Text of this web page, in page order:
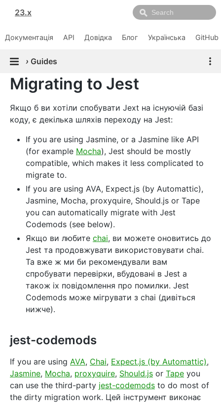
23.x
Документація API Довідка Блог Українська GitHub
› Guides
Migrating to Jest
Якщо б ви хотіли спобувати Jext на існуючій базі
коду, є декілька шляхів переходу на Jest:
If you are using Jasmine, or a Jasmine like API
(for example Mocha), Jest should be mostly
compatible, which makes it less complicated to
migrate to.
If you are using AVA, Expect.js (by Automattic),
Jasmine, Mocha, proxyquire, Should.js or Tape
you can automatically migrate with Jest
Codemods (see below).
Якщо ви любите chai, ви можете оновитись до
Jest та продовжувати використовувати chai.
Та вже ж ми би рекомендували вам
спробувати перевірки, вбудовані в Jest а
також іх повідомлення про помилки. Jest
Codemods може мігрувати з chai (дивіться
нижче).
jest-codemods
If you are using AVA, Chai, Expect.js (by Automattic),
Jasmine, Mocha, proxyquire, Should.js or Tape you
can use the third-party jest-codemods to do most of
the dirty migration work. Цей інструмент виконає